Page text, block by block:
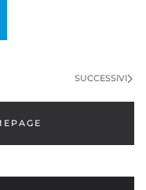
SUCCESSIVI